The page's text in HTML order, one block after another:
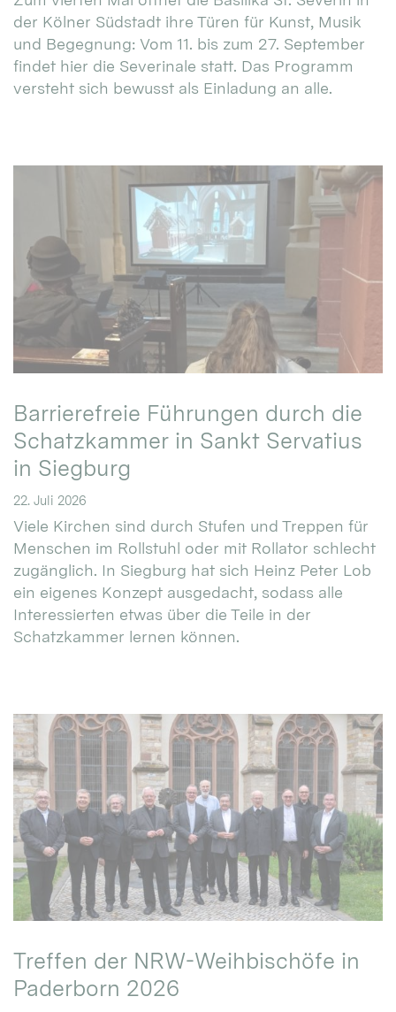
der Kölner Südstadt ihre Türen für Kunst, Musik
und Begegnung: Vom 11. bis zum 27. September
findet hier die Severinale statt. Das Programm
versteht sich bewusst als Einladung an alle.
Barrierefreie Führungen durch die
Schatzkammer in Sankt Servatius
in Siegburg
22. Juli 2026
Viele Kirchen sind durch Stufen und Treppen für
Menschen im Rollstuhl oder mit Rollator schlecht
zugänglich. In Siegburg hat sich Heinz Peter Lob
ein eigenes Konzept ausgedacht, sodass alle
Interessierten etwas über die Teile in der
Schatzkammer lernen können.
Treffen der NRW-Weihbischöfe in
Paderborn 2026